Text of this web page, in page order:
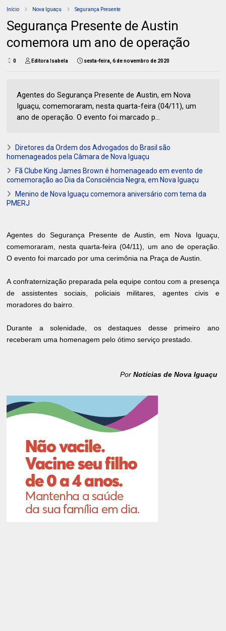
Início Nova Iguaçu Segurança Presente
Segurança Presente de Austin
comemora um ano de operação
0 Editora Isabela sexta-feira, 6 de novembro de 2020
Agentes do Segurança Presente de Austin, em Nova
Iguaçu, comemoraram, nesta quarta-feira (04/11), um
ano de operação. O evento foi marcado p...
Diretores da Ordem dos Advogados do Brasil são
homenageados pela Câmara de Nova Iguaçu
Fã Clube King James Brown é homenageado em evento de
comemoração ao Dia da Consciência Negra, em Nova Iguaçu
Menino de Nova Iguaçu comemora aniversário com tema da
PMERJ
Agentes do Segurança Presente de Austin, em Nova Iguaçu,
comemoraram, nesta quarta-feira (04/11), um ano de operação.
O evento foi marcado por uma cerimônia na Praça de Austin.
A confraternização preparada pela equipe contou com a presença
de assistentes sociais, policiais militares, agentes civis e
moradores do bairro.
Durante a solenidade, os destaques desse primeiro ano
receberam uma homenagem pelo ótimo serviço prestado.
Por Notícias de Nova Iguaçu